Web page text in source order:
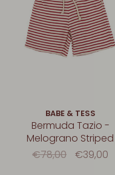
BABE & TESS
Bermuda Tazio -
Melograno Striped
€78,00
€39,00